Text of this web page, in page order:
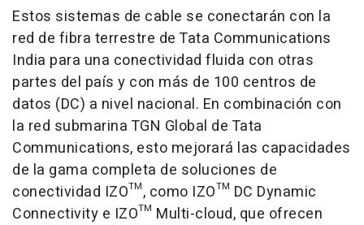
Estos sistemas de cable se conectarán con la
red de fibra terrestre de Tata Communications
India para una conectividad fluida con otras
partes del país y con más de 100 centros de
datos (DC) a nivel nacional. En combinación con
la red submarina TGN Global de Tata
Communications, esto mejorará las capacidades
de la gama completa de soluciones de
conectividad IZO™, como IZO™ DC Dynamic
Connectivity e IZO™ Multi-cloud, que ofrecen